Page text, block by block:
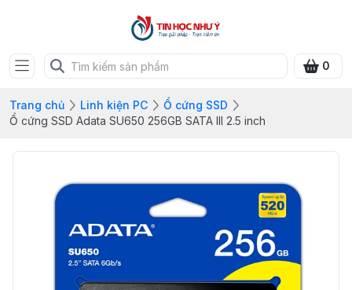
0
Trang chủ Linh kiện PC
Ổ cứng SSD
Ổ cứng SSD Adata SU650 256GB SATA III 2.5 inch